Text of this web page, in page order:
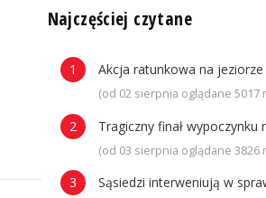
Najczęściej czytane
Akcja ratunkowa na jeziorze
(od 02 sierpnia oglądane 5017
Tragiczny finał wypoczynku
(od 03 sierpnia oglądane 3826
Sąsiedzi interweniują w